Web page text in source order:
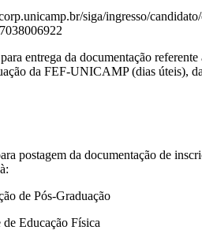
siga/ingresso/
entrega da documentação
da FEF-UNICAMP (dias úteis),
postagem da documentação de
de Pós-Graduação
de Educação Física